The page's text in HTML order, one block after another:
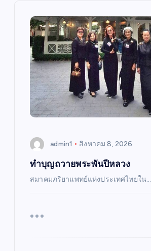
admin1 สิงหาคม 8, 2026
ทำบุญถวายพระพันปีหลวง
สมาคมภริยาแพทย์แห่งประเทศไทยใน…